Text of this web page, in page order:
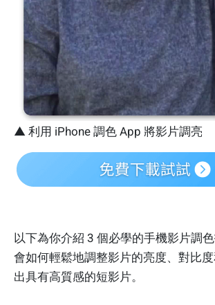
▲ 利用 iPhone 調色 App 將影片調亮
以下為你介紹 3 個必學的手機影片調
會如何輕鬆地調整影片的亮度、對比
出具有高質感的短影片。